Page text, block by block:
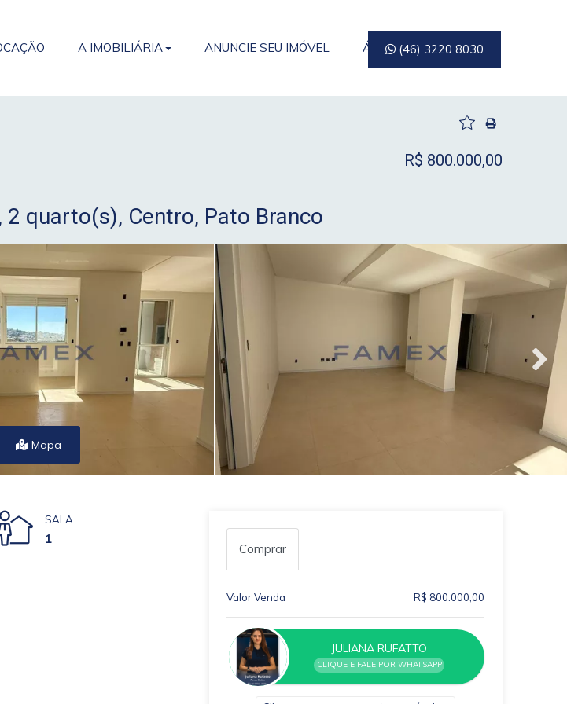
A IMOBILIÁRIA ANUNCIE SEU IMÓVEL ÁREA DO CLIENTE
(46) 3220 8030
R$ 800.000,00
quarto(s), Centro, Pato Branco
Mapa
SALA
1
Comprar
Valor Venda R$ 800.000,00
JULIANA RUFATTO
CLIQUE E FALE POR WHATSAPP